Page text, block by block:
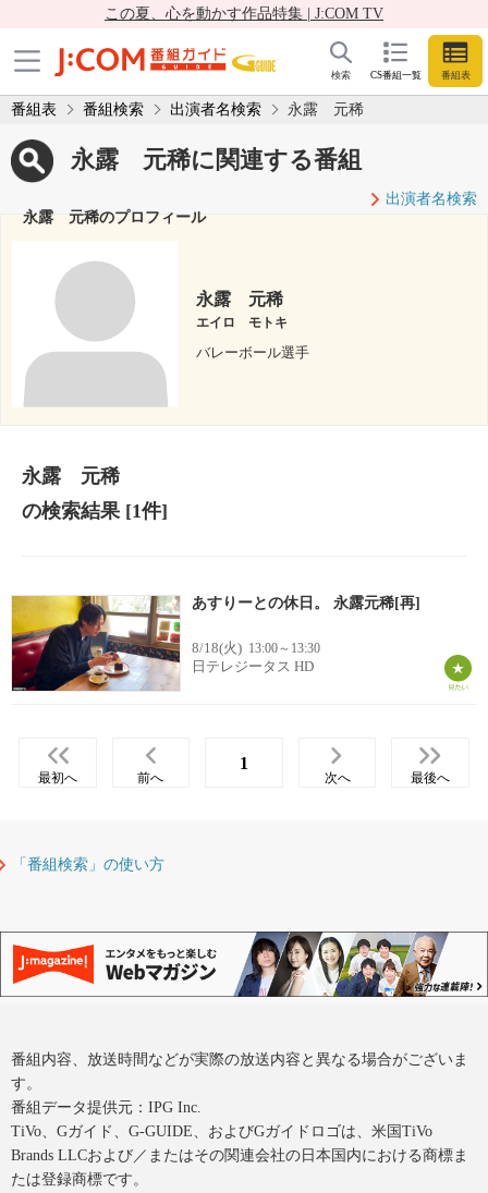
この夏、心を動かす作品特集 | J:COM TV
CS番組一覧 番組表
検索
番組表 番組検索 出演者名検索 永露 元稀
永露 元稀に関連する番組
出演者名検索
永露 元稀のプロフィール
永露 元稀
エイロ モトキ
バレーボール選手
永露 元稀
の検索結果[1件]
あすりーとの休日。 永露元稀[再]
8/18(火) 13:00～13:30
日テレジータス HD
最初へ 前へ
1
次へ 最後へ
「番組検索」の使い方
番組内容、放送時間などが実際の放送内容と異なる場合がございま
す。
番組データ提供元：IPG Inc.
TiVo、Gガイド、G-GUIDE、およびGガイドロゴは、米国TiVo
Brands LLCおよび／またはその関連会社の日本国内における商標ま
たは登録商標です。